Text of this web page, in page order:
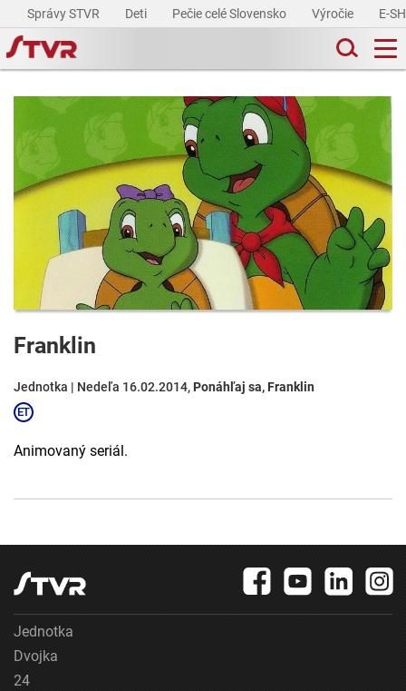
Správy STVR Deti Pečie celé Slovensko Výročie E-
Franklin
Jednotka | Nedeľa 16.02.2014, Ponáhľaj sa, Franklin
Animovaný seriál.
Jednotka
Dvojka
24